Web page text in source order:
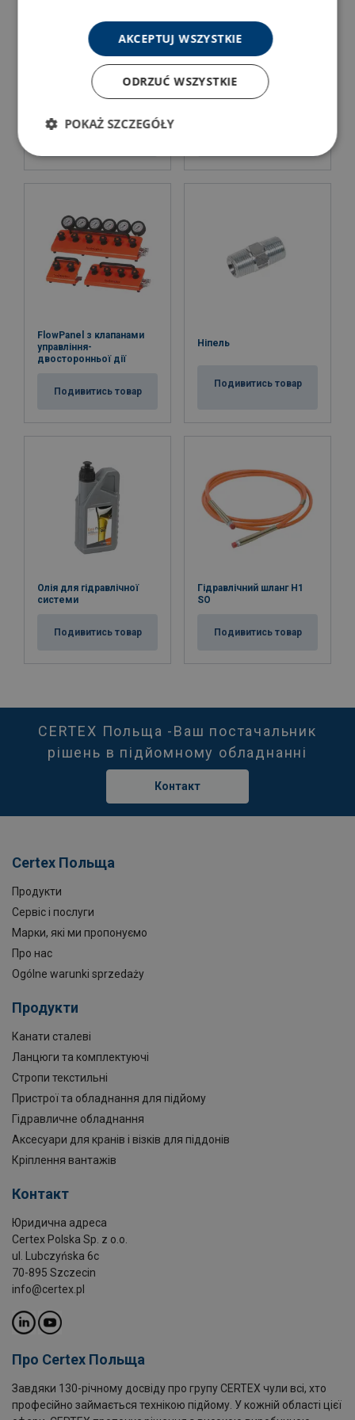
Адаптери для
FlowPanel з клапанами
FlowPanel з клапанами
управління-
двосторонньої дії
Подивитись товар
Ніпель
Подивитись товар
Олія для гідравлічної
системи
Подивитись товар
Гідравлічний шланг H1
SO
Подивитись товар
CERTEX Польща -Ваш постачальник
рішень в підйомному обладнанні
Контакт
Certex Польща
Продукти
Сервіс і послуги
Марки, які ми пропонуємо
Про нас
Ogólne warunki sprzedaży
Продукти
Канати сталеві
Ланцюги та комплектуючі
Стропи текстильні
Пристрої та обладнання для підйому
Гідравличне обладнання
Аксесуари для кранів і візків для піддонів
Кріплення вантажів
Контакт
Юридична адреса
Certex Polska Sp. z o.o.
ul. Lubczyńska 6c
70-895 Szczecin
info@certex.pl
Про Certex Польща
Завдяки 130-річному досвіду про групу CERTEX чули всі, хто
професійно займається технікою підйому. У кожній області цієї
AKCEPTUJ WSZYSTKIE
ODRZUĆ WSZYSTKIE
POKAŻ SZCZEGÓŁY